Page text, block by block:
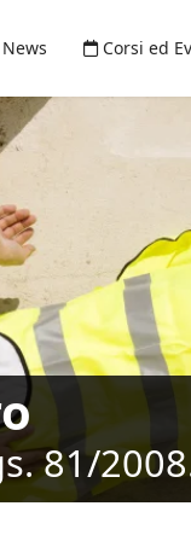
News Corsi ed
81/